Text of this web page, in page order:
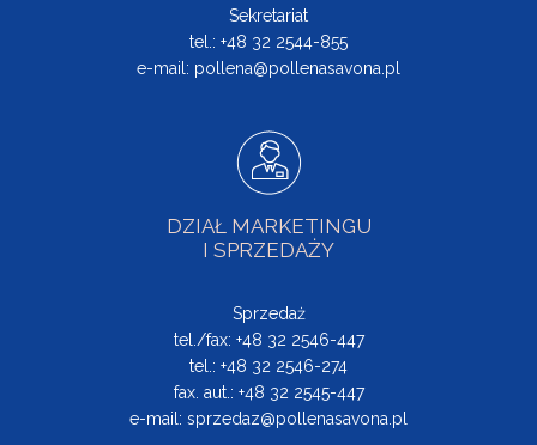
Sekretariat
tel.: +48 32 2544-855
e-mail: pollena@pollenasavona.pl
DZIAŁ MARKETINGU
I SPRZEDAŻY
Sprzedaż
tel./fax: +48 32 2546-447
tel.: +48 32 2546-274
fax. aut.: +48 32 2545-447
e-mail: sprzedaz@pollenasavona.pl